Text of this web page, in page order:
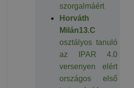
szorgalmáért
Horváth
Milán13.C
osztályos tanuló
az IPAR 4.0
versenyen elért
országos első